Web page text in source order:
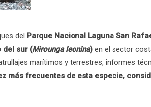
del Parque Nacional Laguna San
del sur (Mirounga leonina) en el sector
marítimos y terrestres, informes
más frecuentes de esta especie,